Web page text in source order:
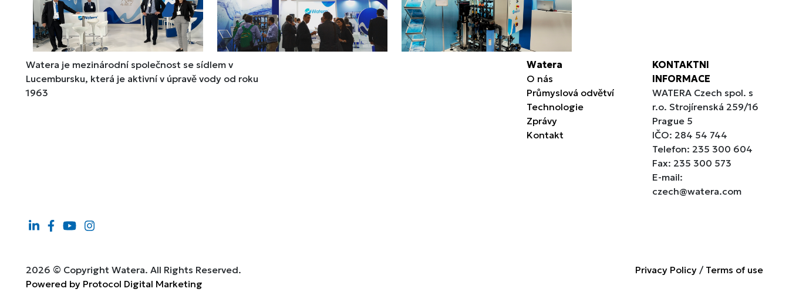
Watera je mezinárodní společnost se sídlem v
Lucembursku, která je aktivní v úpravě vody od roku
1963
Watera
O nás
Průmyslová odvětví
Technologie
Zprávy
Kontakt
KONTAKTNI
INFORMACE
WATERA Czech spol. s
r.o. Strojírenská 259/16
Prague 5
IČO: 284 54 744
Telefon: 235 300 604
Fax: 235 300 573
E-mail:
czech@watera.com
2026 © Copyright Watera. All Rights Reserved. Privacy Policy / Terms of use
Powered by Protocol Digital Marketing